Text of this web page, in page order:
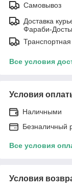
Самовывоз
Доставка
Фараби-
Все условия
Условия
Наличными
Безналичный
Все условия
Условия